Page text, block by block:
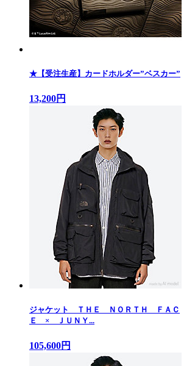
★【受注生産】カードホルダー”ベスカー”
13,200円
ジャケット ＴＨＥ ＮＯＲＴＨ ＦＡＣ
Ｅ × ＪＵＮＹ...
105,600円